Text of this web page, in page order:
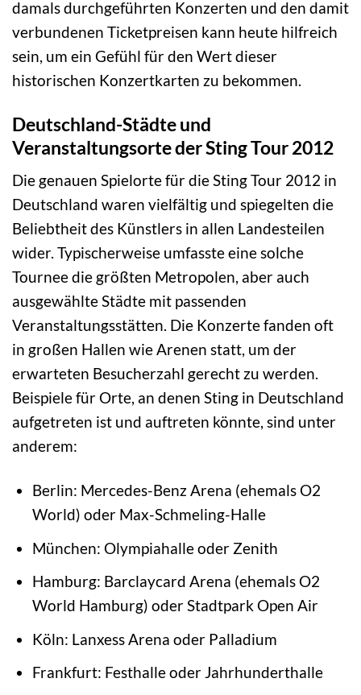
damals durchgeführten Konzerten und den damit
verbundenen Ticketpreisen kann heute hilfreich
sein, um ein Gefühl für den Wert dieser
historischen Konzertkarten zu bekommen.
Deutschland-Städte und
Veranstaltungsorte der Sting Tour 2012
Die genauen Spielorte für die Sting Tour 2012 in
Deutschland waren vielfältig und spiegelten die
Beliebtheit des Künstlers in allen Landesteilen
wider. Typischerweise umfasste eine solche
Tournee die größten Metropolen, aber auch
ausgewählte Städte mit passenden
Veranstaltungsstätten. Die Konzerte fanden oft
in großen Hallen wie Arenen statt, um der
erwarteten Besucherzahl gerecht zu werden.
Beispiele für Orte, an denen Sting in Deutschland
aufgetreten ist und auftreten könnte, sind unter
anderem:
Berlin: Mercedes-Benz Arena (ehemals O2
World) oder Max-Schmeling-Halle
München: Olympiahalle oder Zenith
Hamburg: Barclaycard Arena (ehemals O2
World Hamburg) oder Stadtpark Open Air
Köln: Lanxess Arena oder Palladium
Frankfurt: Festhalle oder Jahrhunderthalle